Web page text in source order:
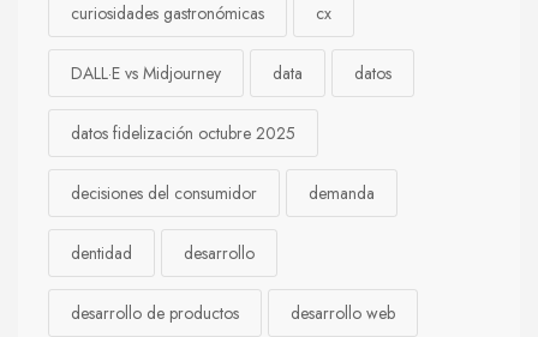
curiosidades gastronómicas cx
DALL·E vs Midjourney data datos
datos fidelización octubre 2025
decisiones del consumidor demanda
dentidad desarrollo
desarrollo de productos desarrollo web